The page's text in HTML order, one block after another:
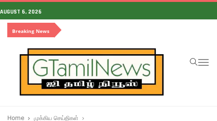
AUGUST 6, 2026
Breaking News
Home
முக்கிய செய்திகள்